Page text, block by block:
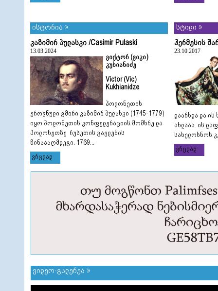
ისტორია »
კაზიმირ პულასკი /Casimir Pulaski
13.03.2024
ვიქტორ (ვიკი)
კუხიანიძე
Victor (Vic)
Kukhianidze
პოლონეთის
ეროვნული გმირი კაზიმირ პულასკი (1745-1779)
იყო პოლონეთის კონფედერაციის მომხრე და
პოლონეთზე რუსეთის გავლენის
წინაააღმდეგი. 1769...
ვრცლად
სტილი »
ჰერმესის
23.10.2017
დაარსდა და
ახლააა. ის
სახელოსნოს
ვრცლად
ვიდეო-გალერეა »